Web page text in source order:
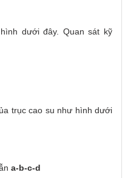
dưới đây. Quan sát kỹ
trục cao su như hình dưới
a-b-c-d